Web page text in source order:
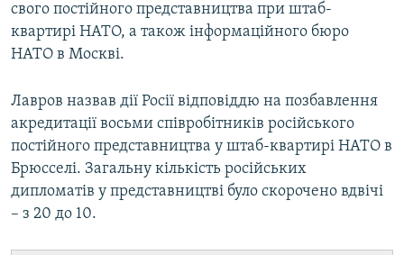
свого постійного представництва при штаб-
квартирі НАТО, а також інформаційного бюро
НАТО в Москві.
Лавров назвав дії Росії відповіддю на позбавлення
акредитації восьми співробітників російського
постійного представництва у штаб-квартирі НАТО в
Брюсселі. Загальну кількість російських
дипломатів у представництві було скорочено вдвічі
– з 20 до 10.